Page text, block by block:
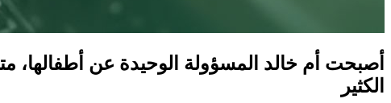
أصبحت أم خالد المسؤولة الوحيدة عن أطفالها،
الكثير